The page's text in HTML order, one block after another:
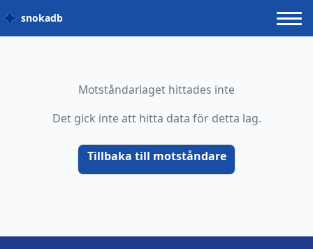
snokadb
Motståndarlaget hittades inte
Det gick inte att hitta data för detta lag.
Tillbaka till motståndare